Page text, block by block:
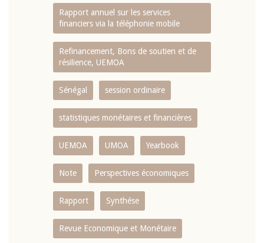
Rapport annuel sur les services
financiers via la téléphonie mobile
Refinancement, Bons de soutien et de
résilience, UEMOA
Sénégal session ordinaire
statistiques monétaires et financières
UEMOA UMOA Yearbook
Note Perspectives économiques
Rapport Synthése
Revue Economique et Monétaire